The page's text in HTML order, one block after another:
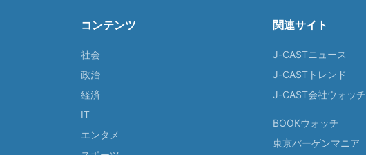
コンテンツ
社会
政治
経済
IT
エンタメ
関連サイト
J-CASTニュース
J-CASTトレンド
J-CAST会社ウォッチ
BOOKウォッチ
東京バーゲンマニア